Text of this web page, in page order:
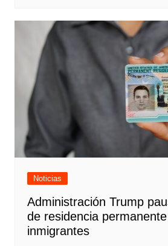
Noticias
Administración Trump
de residencia
inmigrantes